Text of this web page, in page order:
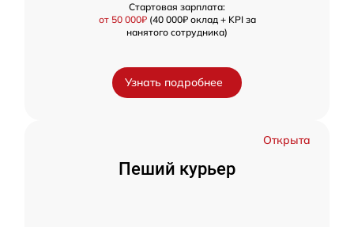
Стартовая зарплата:
от 50 000₽(40 000₽ оклад + KPI за
нанятого сотрудника)
Узнать подробнее
Открыта
Пеший курьер